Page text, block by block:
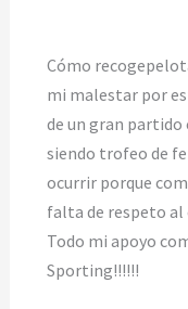
Cómo
mi malestar por
de un gran partido
siendo trofeo de
ocurrir porque
falta de respeto al
Todo mi apoyo
Sporting!!!!!!